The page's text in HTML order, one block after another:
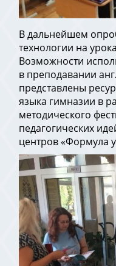
В дальнейшем
технологии на
Возможности
в преподавании
представлены
языка гимназии в
методического
педагогических
центров «Формула